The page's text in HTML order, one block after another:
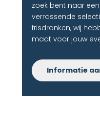
zoek bent naar
verrassende
frisdranken, wij
maat voor jouw
Informatie